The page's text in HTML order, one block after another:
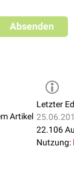
Absenden
Artikel
Letzter
22.106
Nutzung: